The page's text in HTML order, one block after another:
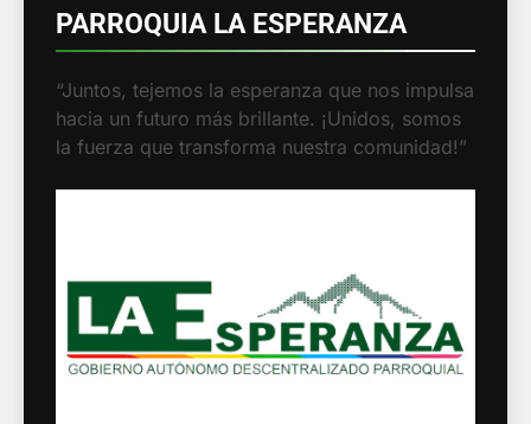
PARROQUIA LA ESPERANZA
“Juntos, tejemos la esperanza que nos impulsa
hacia un futuro más brillante. ¡Unidos, somos
la fuerza que transforma nuestra comunidad!”